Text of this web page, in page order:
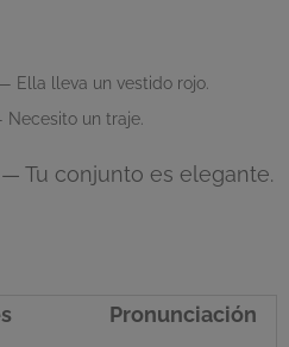
Ella lleva un vestido rojo.
Necesito un traje.
— Tu conjunto es elegante.
Pronunciación